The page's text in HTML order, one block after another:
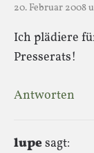
20. Februar 2008
Ich plädiere
Presserats!
Antworten
lupesagt: